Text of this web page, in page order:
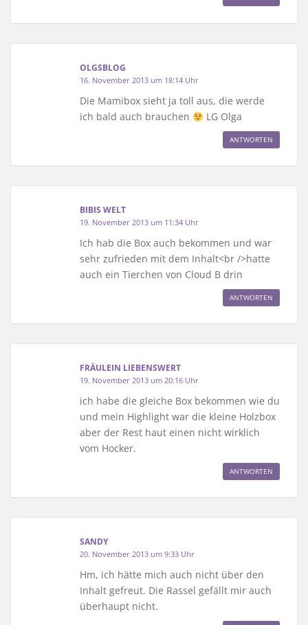
OLGSBLOG
16. November 2013 um 18:14 Uhr
Die Mamibox sieht ja toll aus, die werde
ich bald auch brauchen
LG Olga
ANTWORTEN
BIBIS WELT
19. November 2013 um 11:34 Uhr
Ich hab die Box auch bekommen und war
sehr zufrieden mit dem Inhalt<br />hatte
auch ein Tierchen von Cloud B drin
ANTWORTEN
FRÄULEIN LIEBENSWERT
19. November 2013 um 20:16 Uhr
ich habe die gleiche Box bekommen wie du
und mein Highlight war die kleine Holzbox
aber der Rest haut einen nicht wirklich
vom Hocker.
ANTWORTEN
SANDY
20. November 2013 um 9:33 Uhr
Hm, ich hätte mich auch nicht über den
Inhalt gefreut. Die Rassel gefällt mir auch
überhaupt nicht.